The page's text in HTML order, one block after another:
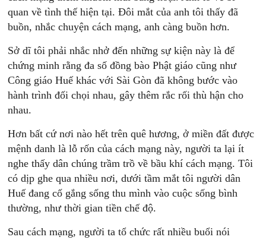
quan về tình thế hiện tại. Đôi mắt của anh tôi thấy đã
buồn, nhắc chuyện cách mạng, anh càng buồn hơn.
Sở dĩ tôi phải nhắc nhở đến những sự kiện này là để
chứng minh rằng đa số đồng bào Phật giáo cũng như
Công giáo Huế khác với Sài Gòn đã không bước vào
hành trình đối chọi nhau, gây thêm rắc rối thù hận cho
nhau.
Hơn bất cứ nơi nào hết trên quê hương, ở miền đất được
mệnh danh là lỗ rốn của cách mạng này, người ta lại ít
nghe thấy dân chúng trầm trồ về bầu khí cách mạng. Tôi
có dịp ghe qua nhiều nơi, dưới tầm mắt tôi người dân
Huế đang cố gắng sống thu mình vào cuộc sống bình
thường, như thời gian tiền chế độ.
Sau cách mạng, người ta tổ chức rất nhiều buổi nói